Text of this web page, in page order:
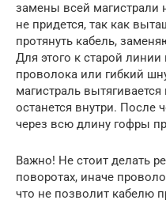
замены всей магистрали
не придется, так как
протянуть кабель,
Для этого к старой
проволока или гибкий
магистраль
останется внутри. После
через всю длину гофры
Важно! Не стоит делать
поворотах, иначе
что не позволит кабелю